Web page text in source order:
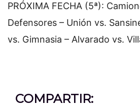
PRÓXIMA FECHA (5ª):
Defensores – Unión vs.
vs. Gimnasia – Alvarado vs.
COMPARTIR: